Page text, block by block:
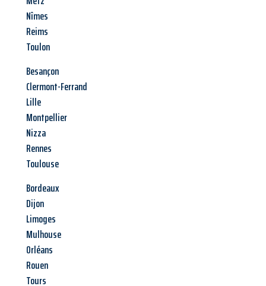
Nîmes
Reims
Toulon
Besançon
Clermont-Ferrand
Lille
Montpellier
Nizza
Rennes
Toulouse
Bordeaux
Dijon
Limoges
Mulhouse
Orléans
Rouen
Tours